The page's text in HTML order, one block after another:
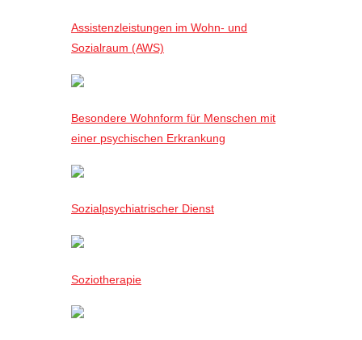
Assistenzleistungen im Wohn- und
Sozialraum (AWS)
Besondere Wohnform für Menschen mit
einer psychischen Erkrankung
Sozialpsychiatrischer Dienst
Soziotherapie